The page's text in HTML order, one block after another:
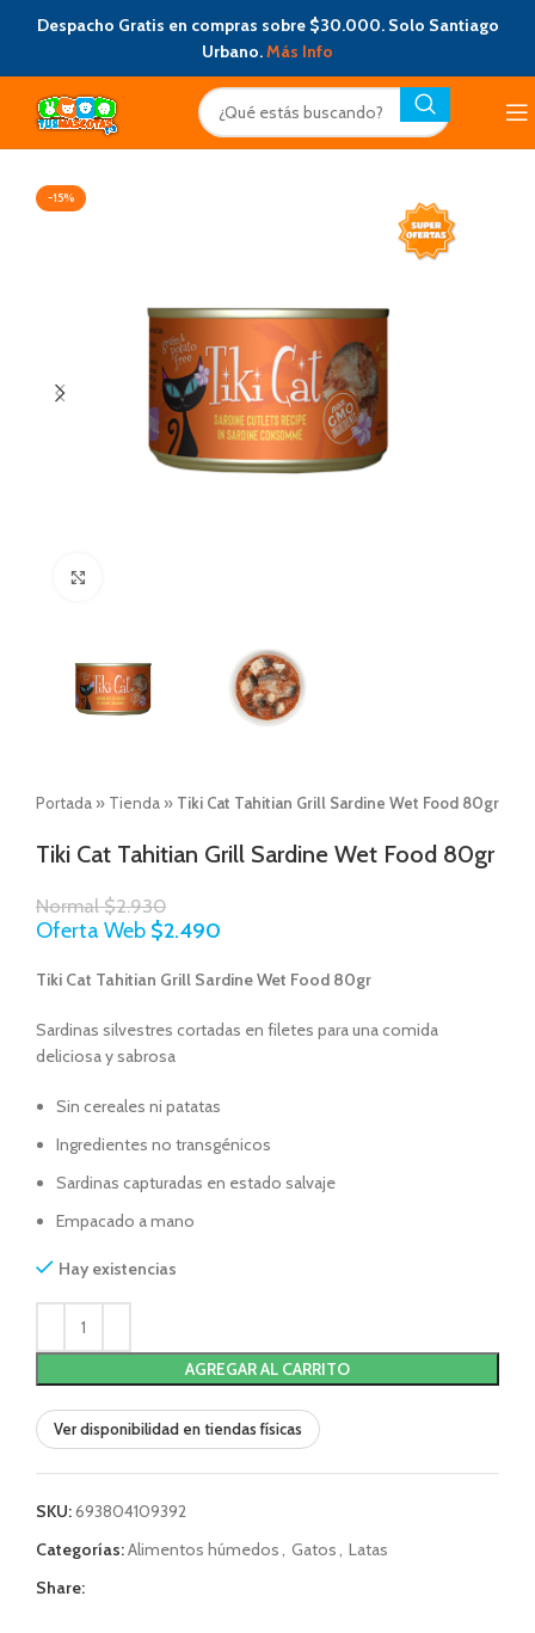
Despacho Gratis en compras sobre $30.000. Solo Santiago
Urbano.Más Info
-15%
Portada » Tienda » Tiki Cat Tahitian Grill Sardine Wet Food 80gr
Tiki Cat Tahitian Grill Sardine Wet Food 80gr
Normal$2.930
Oferta Web $2.490
Tiki Cat Tahitian Grill Sardine Wet Food 80gr
Sardinas silvestres cortadas en filetes para una comida
deliciosa y sabrosa
Sin cereales ni patatas
Ingredientes no transgénicos
Sardinas capturadas en estado salvaje
Empacado a mano
Hay existencias
AGREGAR AL CARRITO
Ver disponibilidad en tiendas físicas
SKU:693804109392
Categorías:Alimentos húmedos, Gatos, Latas
Share: